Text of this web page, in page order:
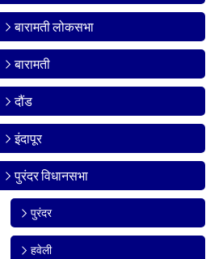
बारामती लोकसभा
बारामती
दौंड
इंदापूर
पुरंदर विधानसभा
पुरंदर
हवेली